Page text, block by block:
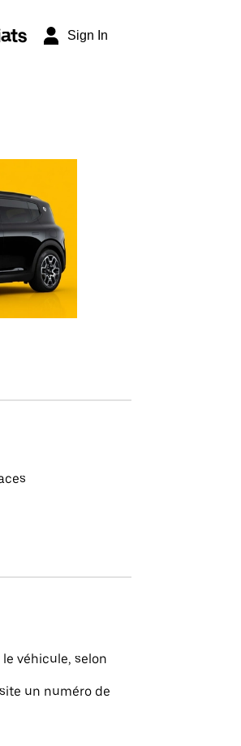
Sign In
véhicule, selon
un numéro de